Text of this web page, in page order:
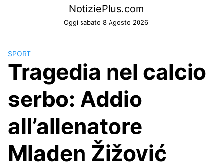
NotiziePlus.com
Oggi sabato 8 Agosto 2026
SPORT
Tragedia nel calcio
serbo: Addio
all’allenatore
Mladen Žižović